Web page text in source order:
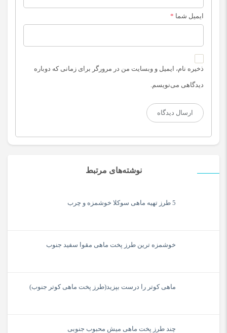
نوشته‌های مرتبط
5 طرز تهیه ماهی سوکلا خوشمزه و چرب
خوشمزه ترین طرز پخت ماهی مقوا سفید جنوب
ماهی کوتر را درست بپزید(طرز پخت ماهی کوتر جنوب)
چند طرز پخت ماهی میش محبوب جنوبی
ایمیل شما *
ذخیره نام، ایمیل و وبسایت من در مرورگر برای زمانی که دوباره
دیدگاهی می‌نویسم.